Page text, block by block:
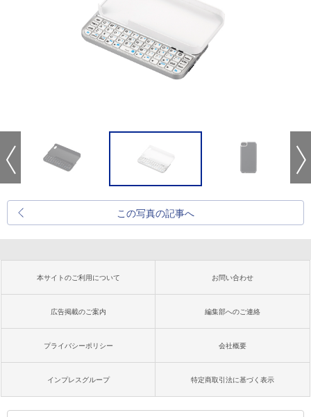
この写真の記事へ
本サイトのご利用について お問い合わせ
広告掲載のご案内 編集部へのご連絡
プライバシーポリシー 会社概要
インプレスグループ 特定商取引法に基づく表示